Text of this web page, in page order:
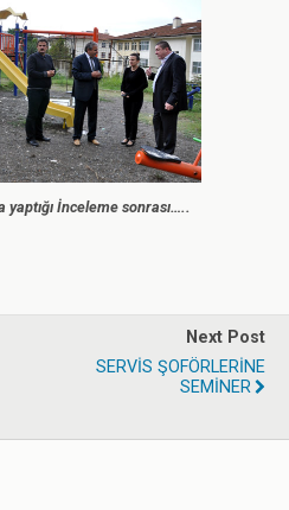
yaptığı İnceleme sonrası…..
Next Post
SERVİS ŞOFÖRLERİNE
SEMİNER